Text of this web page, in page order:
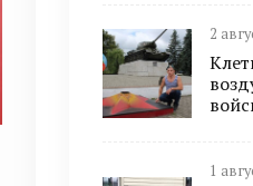
2
1